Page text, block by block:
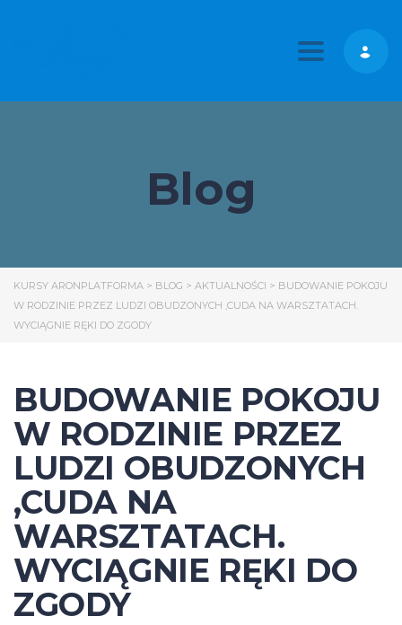
Toggle
Blog
KURSY ARONPLATFORMA > BLOG > AKTUALNOŚCI > BUDOWANIE POKOJU
W RODZINIE PRZEZ LUDZI OBUDZONYCH ,CUDA NA WARSZTATACH.
WYCIĄGNIE RĘKI DO ZGODY
BUDOWANIE POKOJU
W RODZINIE PRZEZ
LUDZI OBUDZONYCH
,CUDA NA
WARSZTATACH.
WYCIĄGNIE RĘKI DO
ZGODY